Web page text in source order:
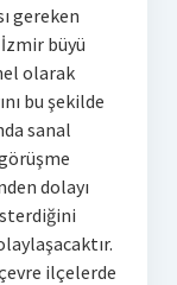
gereken
büyü
olarak
bu şekilde
sanal
dolayı
ilçelerde